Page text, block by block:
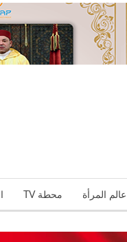
عالم المرأة محطة TV